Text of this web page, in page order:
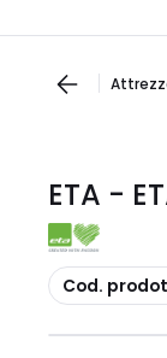
ETA -
copia
Cod.